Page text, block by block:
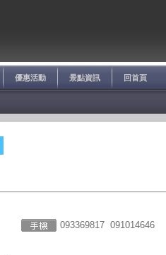
優惠活動 景點資訊 回首頁
093369817 091014646